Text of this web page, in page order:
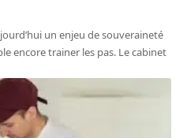
un enjeu de souveraineté
encore trainer les pas. Le cabinet